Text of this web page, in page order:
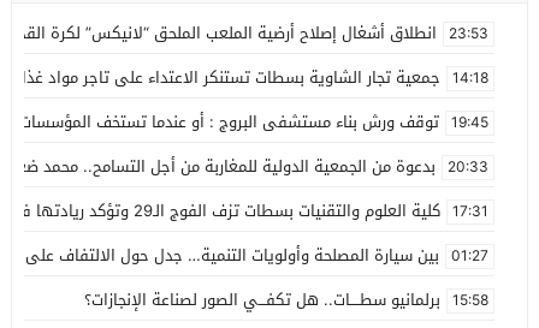
23:53 انطلاق أشغال إصلاح أرضية الملعب الملحق “لانيكس” لكرة
14:18 جمعية تجار الشاوية بسطات تستنكر الاعتداء على تاجر مواد
19:45 توقف ورش بناء مستشفى البروج : أو عندما تستخف المؤسسات
20:33 بدعوة من الجمعية الدولية للمغاربة من أجل التسامح.. محمد
17:31 كلية العلوم والتقنيات بسطات تزف الفوج الـ29 وتؤكد ريادتها في التكوين العلمي
01:27 بين سيارة المصلحة وأولويات التنمية… جدل حول الالتفاف على
15:58 برلمانيو سطــــات.. هل تكفـــي الصور لصناعة الإنجازات؟